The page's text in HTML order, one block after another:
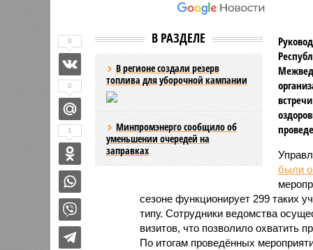
В РАЗДЕЛЕ
В регионе создали резерв
топлива для уборочной кампании
Минпромэнерго сообщило об
уменьшении очередей на
заправках
были
сезоне функционирует 299 таких
типу. Сотрудники ведомства
визитов, что позволило охватить
По итогам проведённых
0
0
1